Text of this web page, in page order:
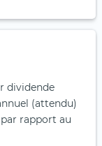
dividende
(attendu)
rapport au